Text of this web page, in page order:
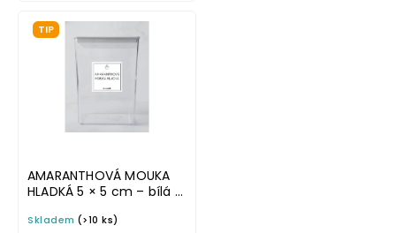
TIP
AMARANTHOVÁ MOUKA
HLADKÁ 5 × 5 cm – bílá v
omyvatelná samolepka
Skladem (>10 ks)